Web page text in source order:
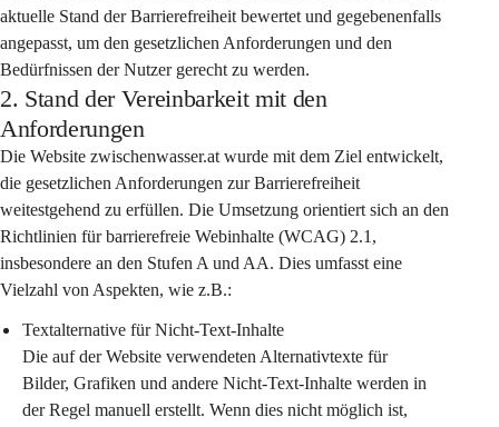
aktuelle Stand der Barrierefreiheit bewertet und gegebenenfalls
angepasst, um den gesetzlichen Anforderungen und den
Bedürfnissen der Nutzer gerecht zu werden.
2. Stand der Vereinbarkeit mit den
Anforderungen
Die Website zwischenwasser.at wurde mit dem Ziel entwickelt,
die gesetzlichen Anforderungen zur Barrierefreiheit
weitestgehend zu erfüllen. Die Umsetzung orientiert sich an den
Richtlinien für barrierefreie Webinhalte (WCAG) 2.1,
insbesondere an den Stufen A und AA. Dies umfasst eine
Vielzahl von Aspekten, wie z.B.:
Textalternative für Nicht-Text-Inhalte
Die auf der Website verwendeten Alternativtexte für
Bilder, Grafiken und andere Nicht-Text-Inhalte werden in
der Regel manuell erstellt. Wenn dies nicht möglich ist,